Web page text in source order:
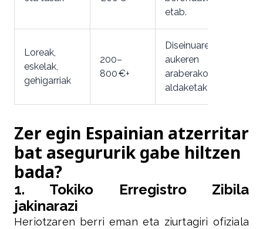
etab.
Loreak,
eskelak,
gehigarriak
200–
800 €+
Diseinuaren eta
aukeren
araberako
aldaketak
Zer egin Espainian atzerritar
bat asegururik gabe hiltzen
bada?
1. Tokiko Erregistro Zibila
jakinarazi
Heriotzaren berri eman eta ziurtagiri ofiziala